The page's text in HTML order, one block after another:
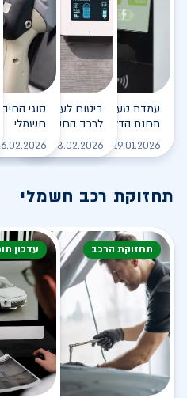
עמדת טעינה - הסוף של
תחנת הדלק?
19.01.2026 לקריאה
ביטוח לעמדת טעינה
לרכב החשמלי
03.02.2026
סוגי
חשמלי
תחזוקת רכב חשמלי
תחזוקת הרכב עדכון